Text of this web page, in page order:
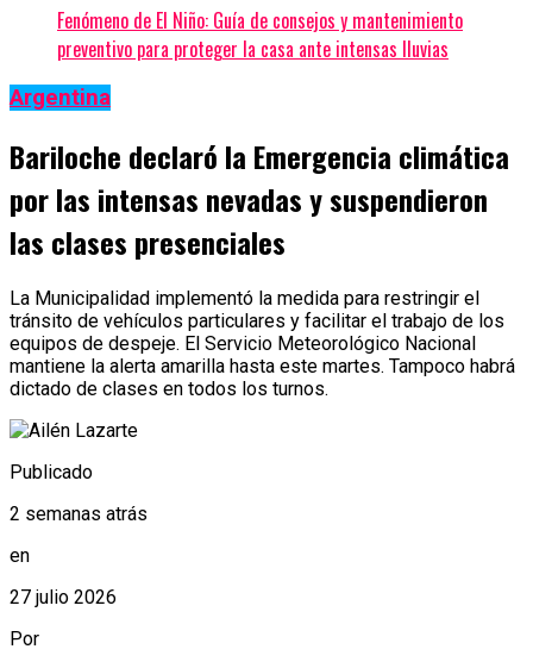
Fenómeno de El Niño: Guía de consejos y mantenimiento
preventivo para proteger la casa ante intensas lluvias
Argentina
Bariloche declaró la Emergencia climática
por las intensas nevadas y suspendieron
las clases presenciales
La Municipalidad implementó la medida para restringir el
tránsito de vehículos particulares y facilitar el trabajo de los
equipos de despeje. El Servicio Meteorológico Nacional
mantiene la alerta amarilla hasta este martes. Tampoco habrá
dictado de clases en todos los turnos.
Publicado
2 semanas atrás
en
27 julio 2026
Por